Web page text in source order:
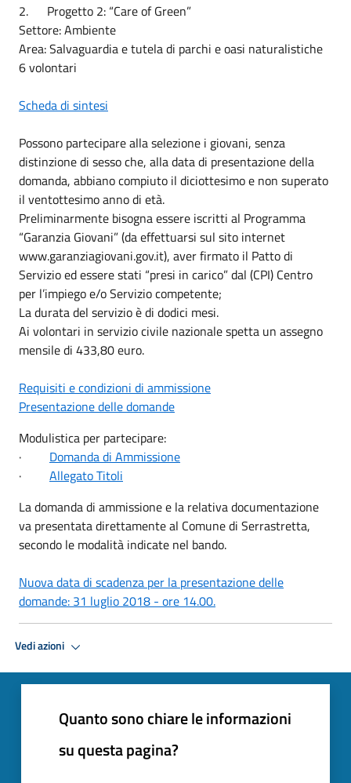
2. Progetto 2: “Care of Green”
Settore: Ambiente
Area: Salvaguardia e tutela di parchi e oasi naturalistiche
6 volontari
Scheda di sintesi
Possono partecipare alla selezione i giovani, senza
distinzione di sesso che, alla data di presentazione della
domanda, abbiano compiuto il diciottesimo e non superato
il ventottesimo anno di età.
Preliminarmente bisogna essere iscritti al Programma
“Garanzia Giovani” (da effettuarsi sul sito internet
www.garanziagiovani.gov.it), aver firmato il Patto di
Servizio ed essere stati “presi in carico” dal (CPI) Centro
per l’impiego e/o Servizio competente;
La durata del servizio è di dodici mesi.
Ai volontari in servizio civile nazionale spetta un assegno
mensile di 433,80 euro.
Requisiti e condizioni di ammissione
Presentazione delle domande
Modulistica per partecipare:
· Domanda di Ammissione
· Allegato Titoli
La domanda di ammissione e la relativa documentazione
va presentata direttamente al Comune di Serrastretta,
secondo le modalità indicate nel bando.
Nuova data di scadenza per la presentazione delle
domande: 31 luglio 2018 - ore 14.00.
Vedi azioni
Quanto sono chiare le informazioni
su questa pagina?